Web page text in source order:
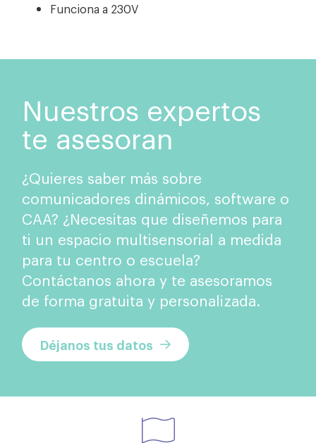
Funciona a 230V
Nuestros expertos
te asesoran
¿Quieres saber más sobre
comunicadores dinámicos, software o
CAA? ¿Necesitas que diseñemos para
ti un espacio multisensorial a medida
para tu centro o escuela?
Contáctanos ahora y te asesoramos
de forma gratuita y personalizada.
Déjanos tus datos